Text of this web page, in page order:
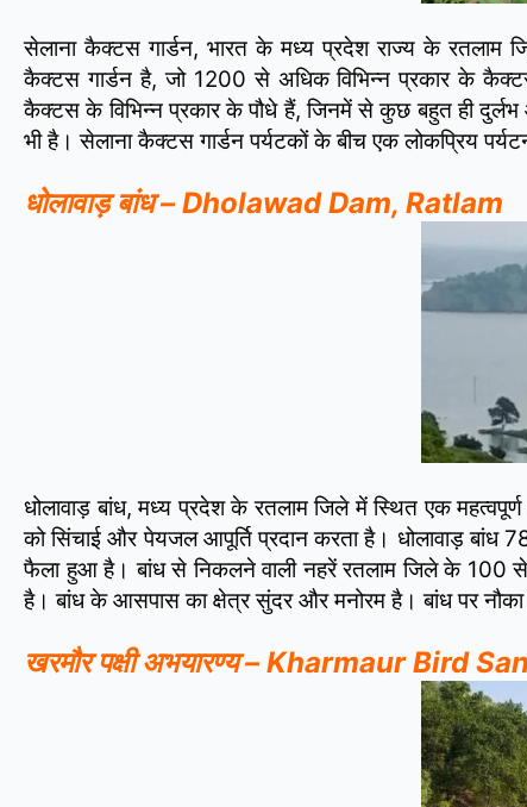
सेलाना कैक्टस गार्डन, भारत के मध्य प्रदेश राज्य के
कैक्टस गार्डन है, जो 1200 से अधिक विभिन्न प्रकार के
कैक्टस के विभिन्न प्रकार के पौधे हैं, जिनमें से कुछ बहुत ही
भी है। सेलाना कैक्टस गार्डन पर्यटकों के बीच एक लोकप्रिय
धोलावाड़ बांध – Dholawad Dam, Ratlam
धोलावाड़ बांध, मध्य प्रदेश के रतलाम जिले में स्थित एक
को सिंचाई और पेयजल आपूर्ति प्रदान करता है। धोलावाड़ बांध
फैला हुआ है। बांध से निकलने वाली नहरें रतलाम जिले के 100 से
है। बांध के आसपास का क्षेत्र सुंदर और मनोरम है। बांध पर नौका
खरमौर पक्षी अभयारण्य – Kharmaur Bird